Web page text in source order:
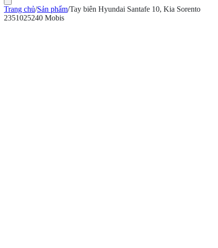
Trang chủ/Sản phẩm/Tay biên Hyundai Santafe 10, Kia Sorento
2351025240 Mobis